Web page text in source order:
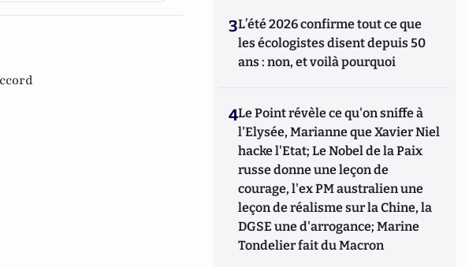
3L’été 2026 confirme tout ce que
les écologistes disent depuis 50
ans : non, et voilà pourquoi
4Le Point révèle ce qu'on sniffe à
l'Elysée, Marianne que Xavier Niel
hacke l'Etat; Le Nobel de la Paix
russe donne une leçon de
courage, l'ex PM australien une
leçon de réalisme sur la Chine, la
DGSE une d'arrogance; Marine
Tondelier fait du Macron